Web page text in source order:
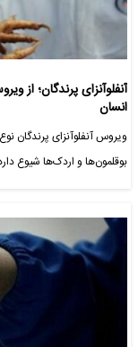
آنفلوآنزای پرندگان؛ از
انسان
بوقلمون‌ها و اردک‌ها شیوع